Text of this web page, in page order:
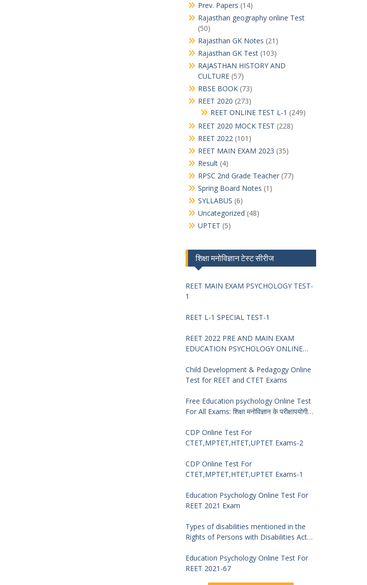
Prev. Papers (14)
Rajasthan geography online Test
(50)
Rajasthan GK Notes (21)
Rajasthan GK Test(103)
RAJASTHAN HISTORY AND
CULTURE(57)
RBSE BOOK(73)
REET 2020 (273)
REET ONLINE TEST L-1 (249)
REET 2020 MOCK TEST (228)
REET 2022(101)
REET MAIN EXAM 2023 (35)
Result(4)
RPSC 2nd Grade Teacher(77)
Spring Board Notes (1)
SYLLABUS (6)
Uncategorized (48)
UPTET (5)
शिक्षा मनोविज्ञान टेस्ट सीरीज
REET MAIN EXAM PSYCHOLOGY TEST-
1
REET L-1 SPECIAL TEST-1
REET 2022 PRE AND MAIN EXAM
EDUCATION PSYCHOLOGY ONLINE
Child Development & Pedagogy Online
Test for REET and CTET Exams
Free Education psychology Online Test
For All Exams: शिक्षा मनोविज्ञान के परीक्षापयोगी
CDP Online Test For
CTET,MPTET,HTET,UPTET Exams-2
CDP Online Test For
CTET,MPTET,HTET,UPTET Exams-1
Education Psychology Online Test For
REET 2021 Exam
Types of disabilities mentioned in the
Rights of Persons with Disabilities Act
Education Psychology Online Test For
REET 2021-67